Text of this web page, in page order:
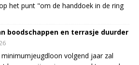
het punt "om de handdoek in de ring
boodschappen en terrasje duurder
volgend jaar zal